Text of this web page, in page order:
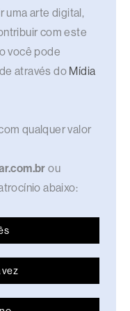
uma arte digital,
com este
você pode
através do Mídia
qualquer valor
ou
abaixo:
vez